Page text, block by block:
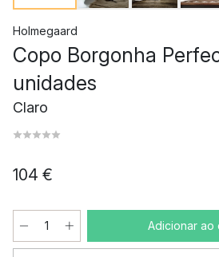
Holmegaard
Copo Borgonha
unidades
Claro
104 €
Adicionar ao